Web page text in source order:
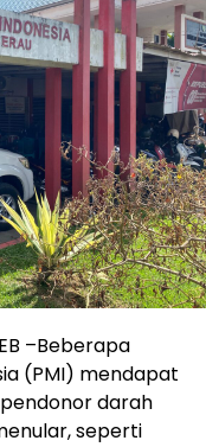
–Beberapa
(PMI) mendapat
darah
seperti